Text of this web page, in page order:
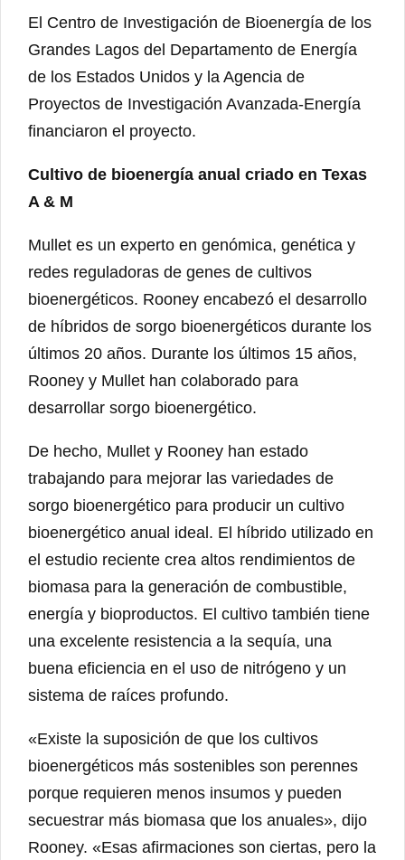
El Centro de Investigación de Bioenergía de los
Grandes Lagos del Departamento de Energía
de los Estados Unidos y la Agencia de
Proyectos de Investigación Avanzada-Energía
financiaron el proyecto.
Cultivo de bioenergía anual criado en Texas
A & M
Mullet es un experto en genómica, genética y
redes reguladoras de genes de cultivos
bioenergéticos. Rooney encabezó el desarrollo
de híbridos de sorgo bioenergéticos durante los
últimos 20 años. Durante los últimos 15 años,
Rooney y Mullet han colaborado para
desarrollar sorgo bioenergético.
De hecho, Mullet y Rooney han estado
trabajando para mejorar las variedades de
sorgo bioenergético para producir un cultivo
bioenergético anual ideal. El híbrido utilizado en
el estudio reciente crea altos rendimientos de
biomasa para la generación de combustible,
energía y bioproductos. El cultivo también tiene
una excelente resistencia a la sequía, una
buena eficiencia en el uso de nitrógeno y un
sistema de raíces profundo.
«Existe la suposición de que los cultivos
bioenergéticos más sostenibles son perennes
porque requieren menos insumos y pueden
secuestrar más biomasa que los anuales», dijo
Rooney. «Esas afirmaciones son ciertas, pero la